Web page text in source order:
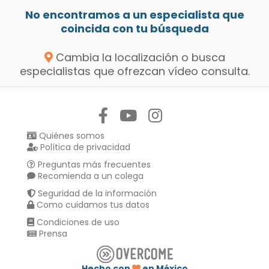
No encontramos a un especialista que
coincida con tu búsqueda
Cambia la localización o busca
especialistas que ofrezcan vídeo consulta.
Quiénes somos
Política de privacidad
Preguntas más frecuentes
Recomienda a un colega
Seguridad de la información
Como cuidamos tus datos
Condiciones de uso
Prensa